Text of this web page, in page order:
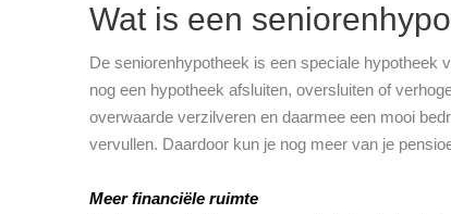
Wat is een
De seniorenhypotheek is een speciale hypotheek
nog een hypotheek afsluiten, oversluiten of
overwaarde verzilveren en daarmee een mooi
vervullen. Daardoor kun je nog meer van je
Meer financiële ruimte